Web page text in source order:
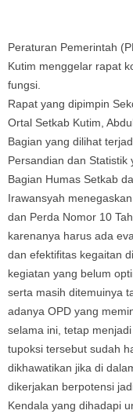
Peraturan Pemerintah
Kutim menggelar rapat
fungsi.
Rapat yang dipimpin
Ortal Setkab Kutim,
Bagian yang dilihat
Persandian dan Statistik
Bagian Humas Setkab
Irawansyah
dan Perda Nomor 10
karenanya harus ada
dan efektifitas kegaitan
kegiatan yang belum
serta masih ditemuinya
adanya OPD yang
selama ini, tetap
tupoksi tersebut sudah
dikhawatikan jika di
dikerjakan berpotensi
Kendala yang dihadapi